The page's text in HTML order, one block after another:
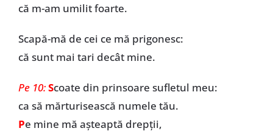
că m-am umilit foarte.
Scapă-mă de cei ce mă prigonesc:
că sunt mai tari decât mine.
Pe 10:Scoate din prinsoare sufletul meu:
ca să mărturisească numele tău.
Pe mine mă aşteaptă drepţii,